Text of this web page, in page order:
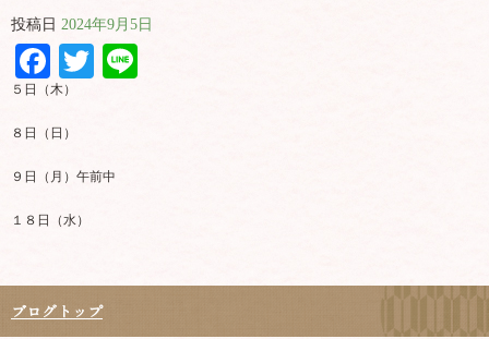
投稿日 2024年9月5日
Facebook
Twitter
５日（木）
８日（日）
９日（月）午前中
１８日（水）
ブログトップ